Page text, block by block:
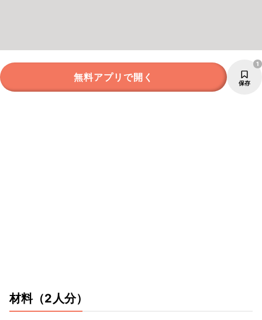
無料アプリで開く 保存
1
材料（2人分）